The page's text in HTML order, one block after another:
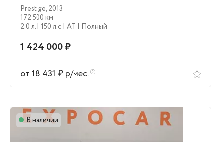
Prestige,2013
172 500 км
2.0 л. | 150 л.c | AT | Полный
1 424 000 ₽
от 18 431 ₽ р/мес.
В наличии